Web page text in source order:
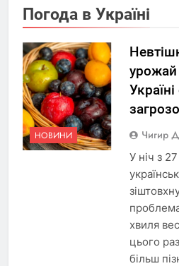
Погода в Україні
НОВИНИ
урожай
Чигир
У ніч з
хвиля
цього
більш